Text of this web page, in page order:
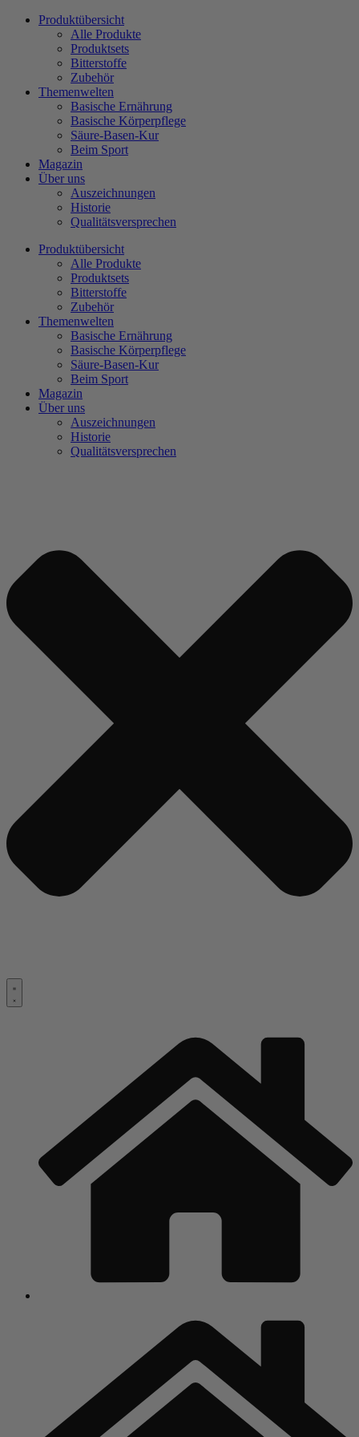
Zum
Produktübersicht
Alle Produkte
Produktsets
Bitterstoffe
Zubehör
Themenwelten
Basische Ernährung
Basische Körperpflege
Säure-Basen-Kur
Beim Sport
Magazin
Über uns
Auszeichnungen
Historie
Qualitätsversprechen
Produktübersicht
Alle Produkte
Produktsets
Bitterstoffe
Zubehör
Themenwelten
Basische Ernährung
Basische Körperpflege
Säure-Basen-Kur
Beim Sport
Magazin
Über uns
Auszeichnungen
Historie
Qualitätsversprechen